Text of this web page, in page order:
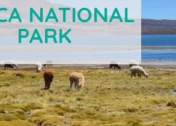
NATIONAL
PARK